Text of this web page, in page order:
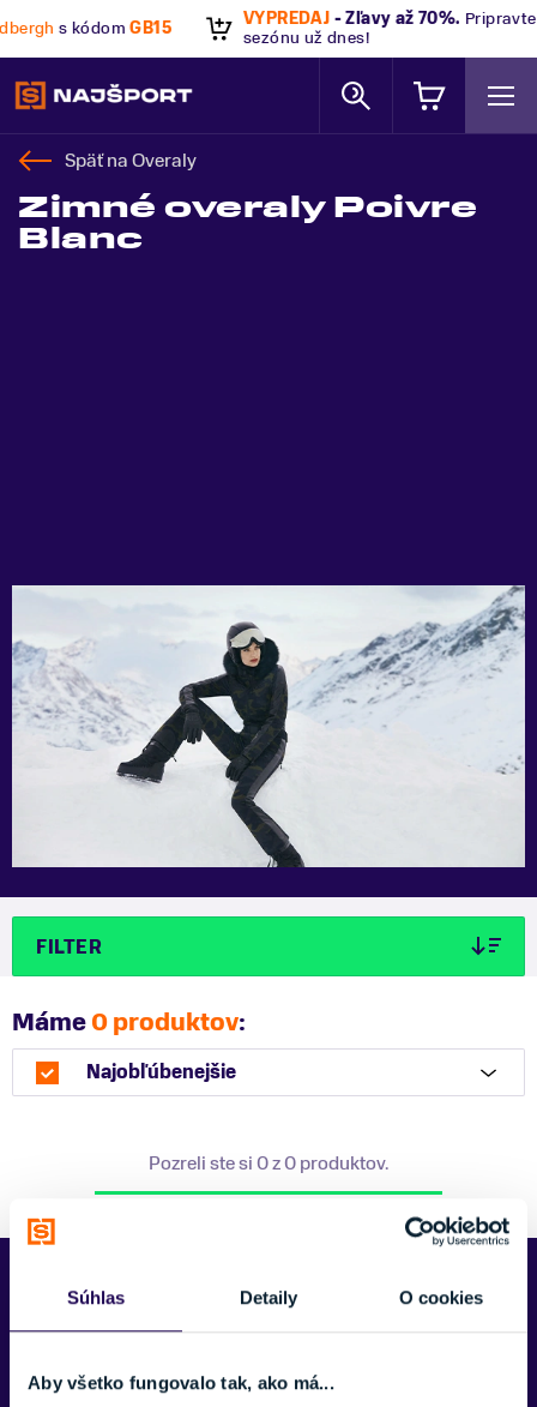
Súhlas Detaily O cookies
Aby všetko fungovalo tak, ako má...
VÝPREDAJ- Zľavy až 70%.Pripravte sa na letnú a zimnú
sezónu už dnes!
Späť naOveraly
Zimné overaly Poivre
Blanc
FILTER
Máme0 produktov:
Najobľúbenejšie
Pozreli ste si 0 z 0 produktov.
Predajne Najšport